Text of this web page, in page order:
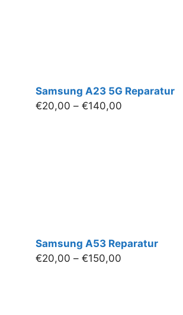
Samsung A23 5G Reparatur
€20,00 – €140,00
Samsung A53 Reparatur
€20,00 – €150,00